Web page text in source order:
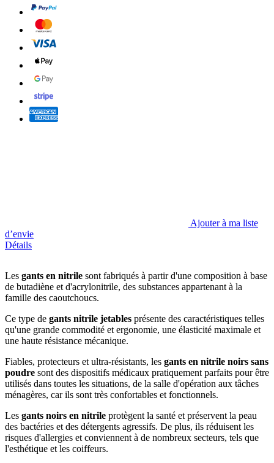
Ajouter à ma liste
d’envie
Détails
Les gants en nitrile sont fabriqués à partir d'une composition à base
de butadiène et d'acrylonitrile, des substances appartenant à la
famille des caoutchoucs.
Ce type de gants nitrile jetables présente des caractéristiques telles
qu'une grande commodité et ergonomie, une élasticité maximale et
une haute résistance mécanique.
Fiables, protecteurs et ultra-résistants, les gants en nitrile noirs sans
poudre sont des dispositifs médicaux pratiquement parfaits pour être
utilisés dans toutes les situations, de la salle d'opération aux tâches
ménagères, car ils sont très confortables et fonctionnels.
Les gants noirs en nitrile protègent la santé et préservent la peau
des bactéries et des détergents agressifs. De plus, ils réduisent les
risques d'allergies et conviennent à de nombreux secteurs, tels que
l'esthétique et les coiffeurs.